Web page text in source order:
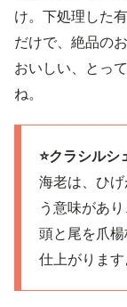
け。下処理した
だけで、絶品の
おいしい、とっ
ね。
⭐️クラシルシ
海老は、ひ
う意味があ
頭と尾を爪
仕上がります